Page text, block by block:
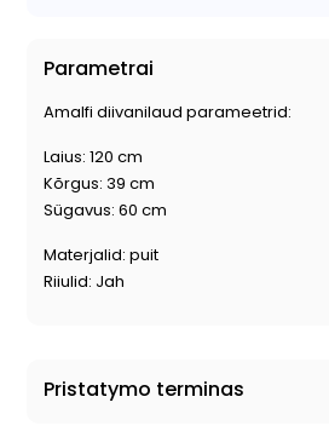
Parametrai
Amalfi diivanilaud parameetrid:
Laius: 120 cm
Kõrgus: 39 cm
Sügavus: 60 cm
Materjalid: puit
Riiulid: Jah
Pristatymo terminas